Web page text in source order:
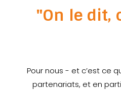
"On le dit,
Pour nous - et c’est ce
partenariats, et en